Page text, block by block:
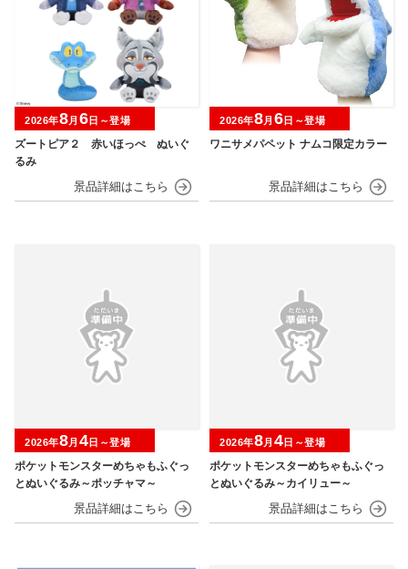
ズートピア２ 赤いほっぺ ぬいぐ
るみ
2026年8月 6 日～登場
ワニサメパペット ナムコ限定カラー
2026年8月 6 日～登場
ポケットモンスターめちゃもふぐっ
とぬいぐるみ～ポッチャマ～
2026年8月 4日～登場
ポケットモンスターめちゃもふぐっ
とぬいぐるみ～カイリュー～
2026年8月 4日～登場